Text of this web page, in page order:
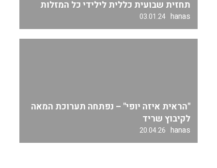
תחזית שבועית כללית לילידי כל המזלות
hanas
03.01.24
"הראית איזה יופי" – נפתחה תערוכת המאה
לקיבוץ שריד
hanas
20.04.26